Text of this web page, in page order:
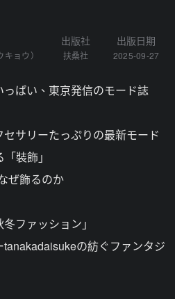
ョウ）
出版社
扶桑社
出版日期
2025-09-27
ぱい、東京発信のモード誌
サリーたっぷりの最新モード
裝飾」
ぜ飾るのか
ファッション」
tanakadaisukeの紡ぐファンタジ